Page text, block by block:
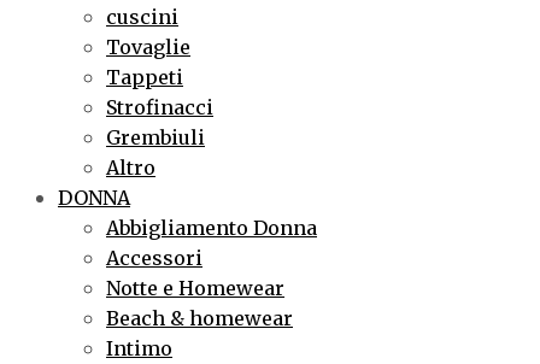
cuscini
Tovaglie
Tappeti
Strofinacci
Grembiuli
Altro
DONNA
Abbigliamento Donna
Accessori
Notte e Homewear
Beach & homewear
Intimo